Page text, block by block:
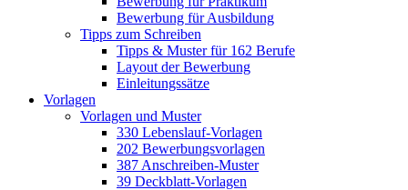
Bewerbung für Ausbildung
Tipps zum Schreiben
Tipps & Muster für 162 Berufe
Layout der Bewerbung
Einleitungssätze
Vorlagen
Vorlagen und Muster
330 Lebenslauf-Vorlagen
202 Bewerbungsvorlagen
387 Anschreiben-Muster
39 Deckblatt-Vorlagen